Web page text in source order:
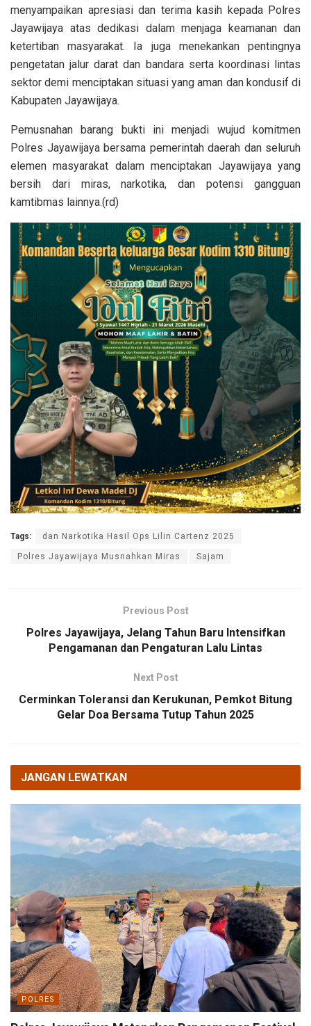
menyampaikan apresiasi dan terima kasih kepada Polres
Jayawijaya atas dedikasi dalam menjaga keamanan dan
ketertiban masyarakat. Ia juga menekankan pentingnya
pengetatan jalur darat dan bandara serta koordinasi lintas
sektor demi menciptakan situasi yang aman dan kondusif di
Kabupaten Jayawijaya.
Pemusnahan barang bukti ini menjadi wujud komitmen
Polres Jayawijaya bersama pemerintah daerah dan seluruh
elemen masyarakat dalam menciptakan Jayawijaya yang
bersih dari miras, narkotika, dan potensi gangguan
kamtibmas lainnya.(rd)
Tags: dan Narkotika Hasil Ops Lilin Cartenz 2025
Polres Jayawijaya Musnahkan Miras Sajam
Previous Post
Polres Jayawijaya, Jelang Tahun Baru Intensifkan
Pengamanan dan Pengaturan Lalu Lintas
Next Post
Cerminkan Toleransi dan Kerukunan, Pemkot Bitung
Gelar Doa Bersama Tutup Tahun 2025
JANGAN LEWATKAN
POLRES